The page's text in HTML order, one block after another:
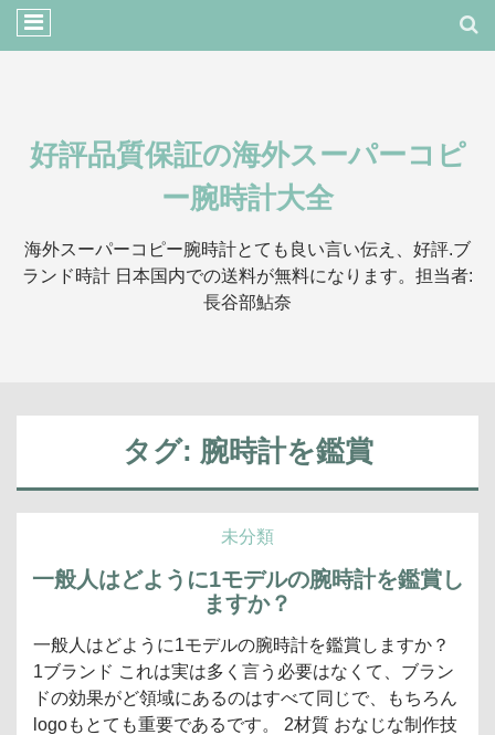
好評品質保証の海外スーパーコピ
ー腕時計大全
海外スーパーコピー腕時計とても良い言い伝え、好評.ブ
ランド時計 日本国内での送料が無料になります。担当者:
長谷部鮎奈
タグ: 腕時計を鑑賞
未分類
一般人はどように1モデルの腕時計を鑑賞し
ますか？
一般人はどように1モデルの腕時計を鑑賞しますか？
1ブランド これは実は多く言う必要はなくて、ブラン
ドの効果がど領域にあるのはすべて同じで、もちろん
logoもとても重要であるです。 2材質 おなじな制作技